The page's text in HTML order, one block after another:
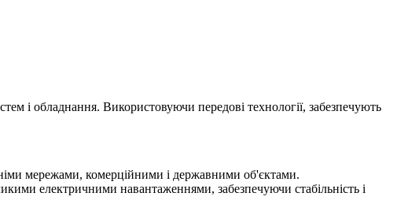
і обладнання. Використовуючи передові технології, забезпечують
мережами, комерційними і державними об'єктами.
електричними навантаженнями, забезпечуючи стабільність і